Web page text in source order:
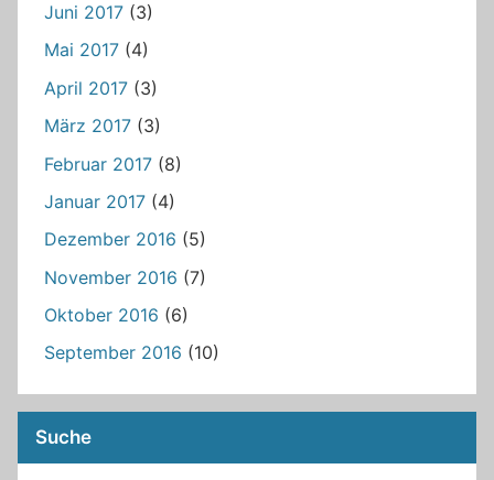
Juni 2017 (3)
Mai 2017 (4)
April 2017 (3)
März 2017 (3)
Februar 2017 (8)
Januar 2017 (4)
Dezember 2016 (5)
November 2016 (7)
Oktober 2016 (6)
September 2016 (10)
Suche